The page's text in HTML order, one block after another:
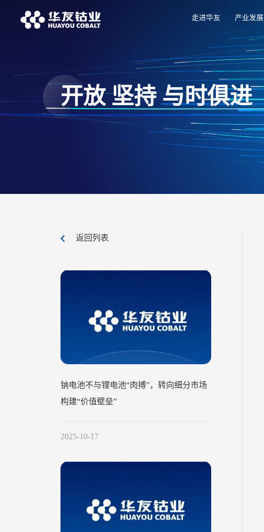
走进华友 产业发展
开放 坚持 与时俱进
返回列表
钠电池不与锂电池“肉搏”，转向细分市场
构建“价值壁垒”
2025-10-17